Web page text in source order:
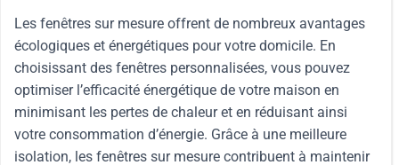
Les fenêtres sur mesure offrent de nombreux avantages
écologiques et énergétiques pour votre domicile. En
choisissant des fenêtres personnalisées, vous pouvez
optimiser l’efficacité énergétique de votre maison en
minimisant les pertes de chaleur et en réduisant ainsi
votre consommation d’énergie. Grâce à une meilleure
isolation, les fenêtres sur mesure contribuent à maintenir